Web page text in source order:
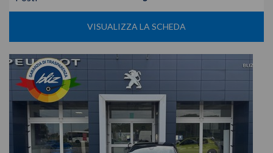
VISUALIZZA LA SCHEDA